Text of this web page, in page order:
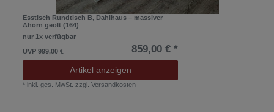
Esstisch Rundtisch B, Dahlhaus – massiver
Ahorn geölt (164)
nur 1x verfügbar
UVP 999,00 €
859,00 € *
Artikel anzeigen
* inkl. ges. MwSt. zzgl.Versandkosten